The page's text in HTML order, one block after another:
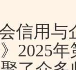
信用与
2025年